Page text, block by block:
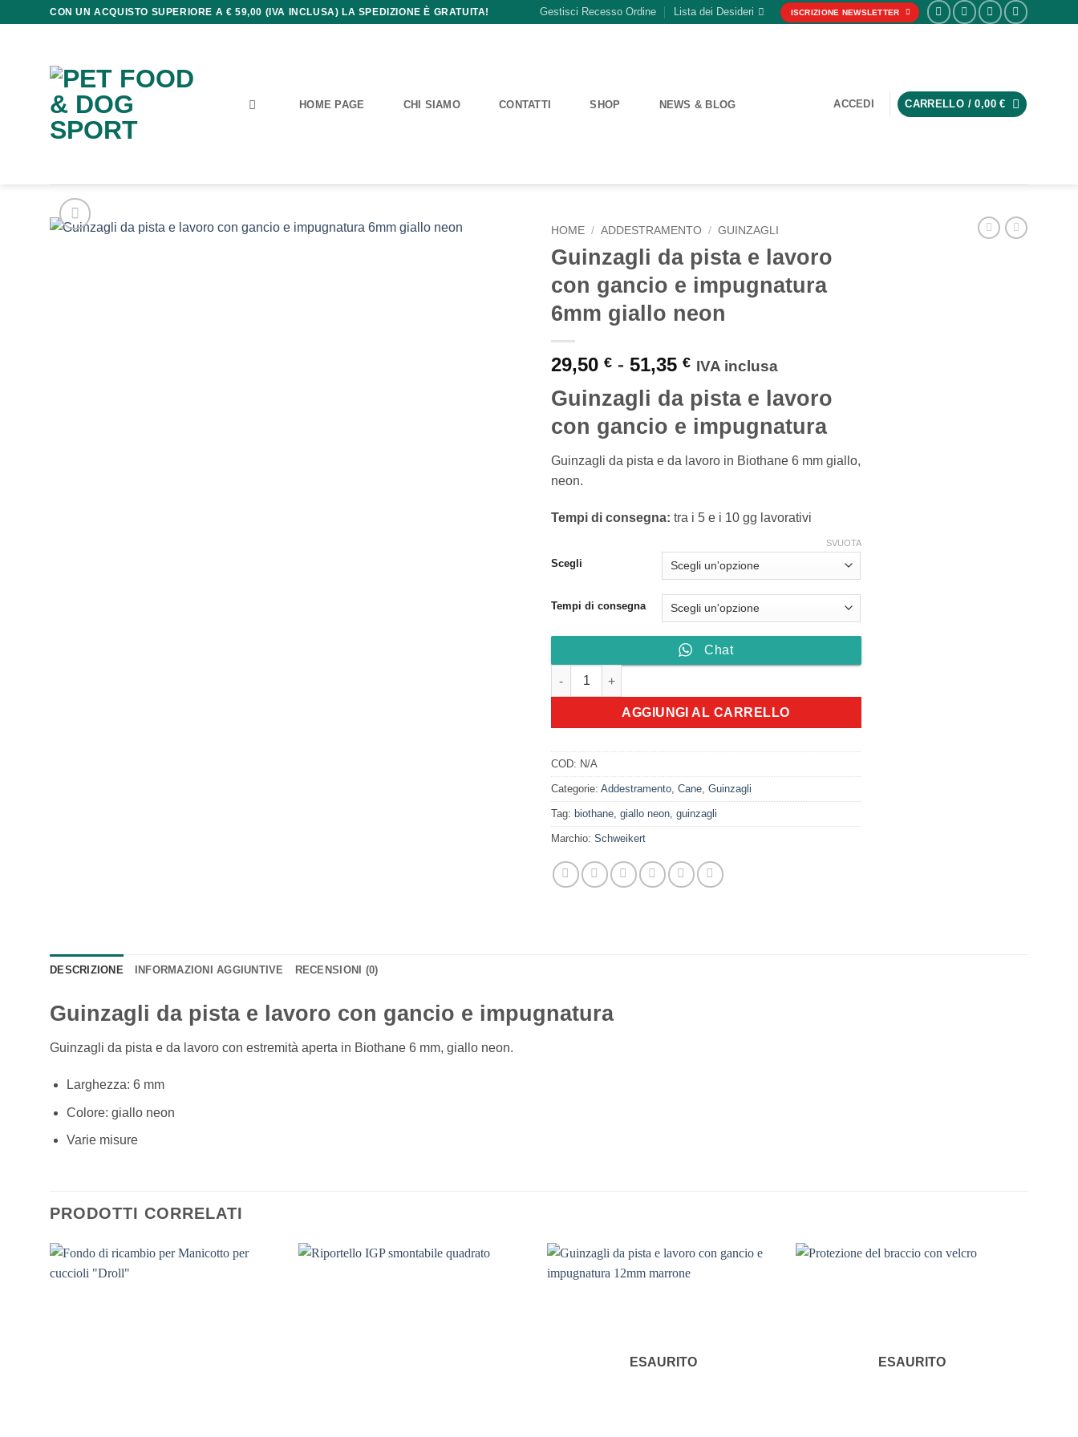
CON UN ACQUISTO SUPERIORE A € 59,00 (IVA INCLUSA) LA SPEDIZIONE È GRATUITA! Gestisci Recesso Ordine Lista dei Desideri ISCRIZIONE NEWSLETTER
HOME PAGE CHI SIAMO CONTATTI SHOP NEWS & BLOG ACCEDI CARRELLO /0,00€
HOME / ADDESTRAMENTO / GUINZAGLI
Guinzagli da pista e lavoro
con gancio e impugnatura
6mm giallo neon
29,50 € - 51,35 €Fascia
prezzo:
da
29,50 €
a
IVA inclusa
Guinzagli da pista e lavoro
con gancio e impugnatura
Guinzagli da pista e da lavoro in Biothane 6 mm giallo,
neon.
Tempi di consegna: tra i 5 e i 10 gg lavorativi
Scegli
Tempi di consegna
SVUOTA
Chat
Guinzagli da pista e lavoro con gancio e impugnatura 6mm giallo neon quantità
AGGIUNGI AL CARRELLO
COD: N/A
Categorie: Addestramento Cane Guinzagli
Tag: biothane giallo neon guinzagli
Marchio: Schweikert
DESCRIZIONE INFORMAZIONI AGGIUNTIVE RECENSIONI (0)
Guinzagli da pista e lavoro con gancio e impugnatura
Guinzagli da pista e da lavoro con estremità aperta in Biothane 6 mm, giallo neon.
Larghezza: 6 mm
Colore: giallo neon
Varie misure
PRODOTTI CORRELATI
ESAURITO ESAURITO